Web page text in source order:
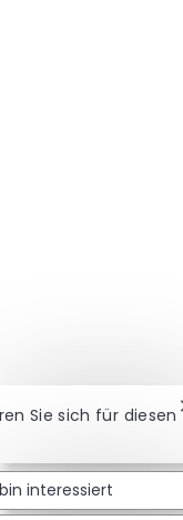
Sie sich für diesen
interessiert